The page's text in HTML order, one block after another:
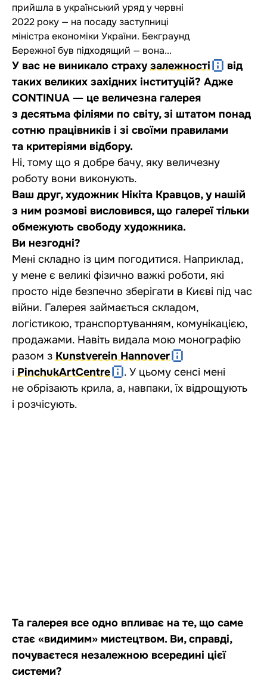
прийшла в український уряд у червні
2022 року — на посаду заступниці
міністра економіки України. Бекграунд
Бережної був підходящий — вона...
У вас не виникало страху залежності
від
таких великих західних інституцій? Адже
CONTINUA ― це величезна галерея
з десятьма філіями по світу, зі штатом понад
сотню працівників і зі своїми правилами
та критеріями відбору.
Ні, тому що я добре бачу, яку величезну
роботу вони виконують.
Ваш друг, художник Нікіта Кравцов, у нашій
з ним розмові висловився, що галереї тільки
обмежують свободу художника.
Ви незгодні?
Мені складно із цим погодитися. Наприклад,
у мене є великі фізично важкі роботи, які
просто ніде безпечно зберігати в Києві під час
війни. Галерея займається складом,
логістикою, транспортуванням, комунікацією,
продажами. Навіть видала мою монографію
разом з Kunstverein Hannover
і PinchukArtCentre
. У цьому сенсі мені
не обрізають крила, а, навпаки, їх відрощують
і розчісують.
Та галерея все одно впливає на те, що саме
стає «видимим» мистецтвом. Ви, справді,
почуваєтеся незалежною всередині цієї
системи?